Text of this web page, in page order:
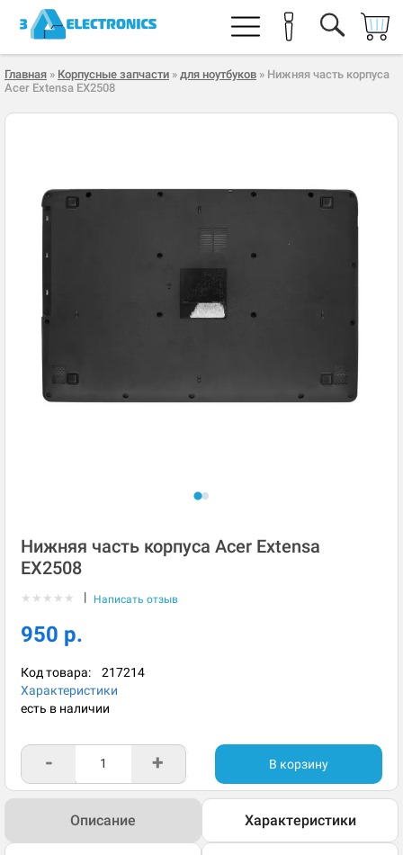
Главная » Корпусные запчасти » для ноутбуков » Нижняя часть корпуса
Acer Extensa EX2508
Нижняя часть корпуса Acer Extensa
EX2508
★ ★ ★ ★ ★ | Написать отзыв
950 р.
Код товара: 217214
Характеристики
есть в наличии
- + В корзину
Описание Характеристики